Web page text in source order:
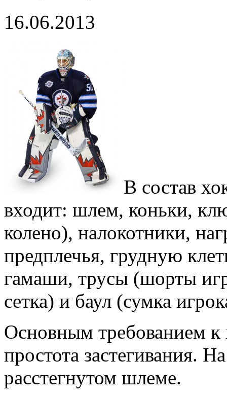
16.06.2013
В состав
входит: шлем, коньки,
колено), налокотники,
предплечья, грудную
гамаши, трусы (шорты
сетка) и баул (сумка
Основным требованием к
простота застегивания.
расстегнутом шлеме.